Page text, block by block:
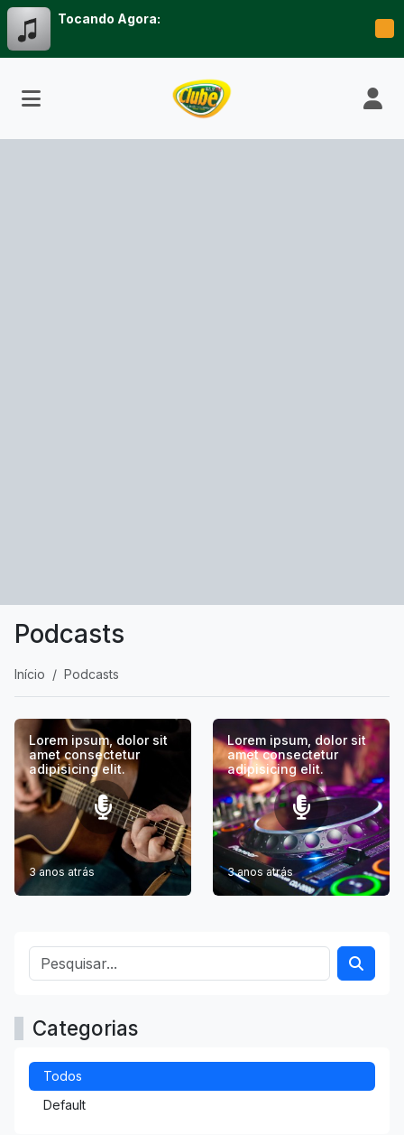
Tocando Agora:
Podcasts
Início Podcasts
Lorem ipsum, dolor sit
amet consectetur
adipisicing elit.
3 anos atrás
Lorem ipsum, dolor sit
amet consectetur
adipisicing elit.
3 anos atrás
Categorias
Todos
Default